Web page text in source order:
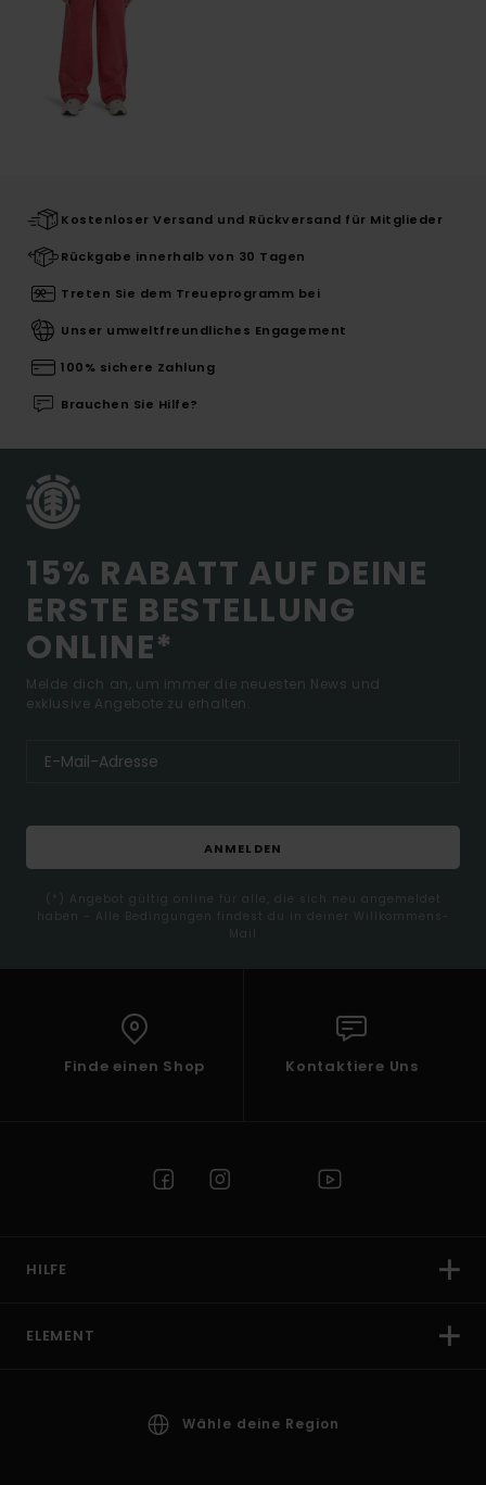
Kostenloser Versand und Rückversand für Mitglieder
Rückgabe innerhalb von 30 Tagen
Treten Sie dem Treueprogramm bei
Unser umweltfreundliches Engagement
100% sichere Zahlung
Brauchen Sie Hilfe?
15% RABATT AUF DEINE
ERSTE BESTELLUNG
ONLINE*
Melde dich an, um immer die neuesten News und
exklusive Angebote zu erhalten.
ANMELDEN
(*) Angebot gültig online für alle, die sich neu angemeldet
haben - Alle Bedingungen findest du in deiner Willkommens-
Mail
Finde einen Shop Kontaktiere Uns
HILFE
ELEMENT
Wähle deine Region